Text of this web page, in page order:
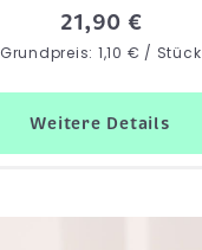
21,90 €
Grundpreis: 1,10 € / Stück
Weitere Details